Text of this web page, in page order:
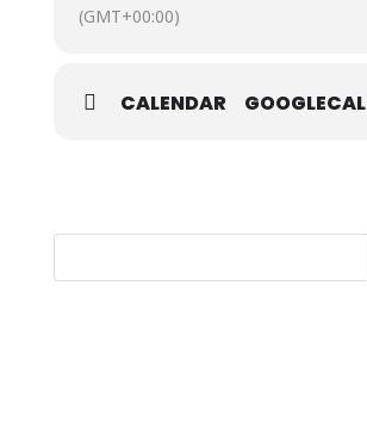
(GMT+00:00)
CALENDAR GOOGLECAL